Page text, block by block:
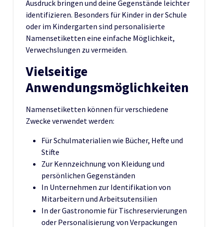
Ausdruck bringen und deine Gegenstände leichter
identifizieren. Besonders für Kinder in der Schule
oder im Kindergarten sind personalisierte
Namensetiketten eine einfache Möglichkeit,
Verwechslungen zu vermeiden.
Vielseitige
Anwendungsmöglichkeiten
Namensetiketten können für verschiedene
Zwecke verwendet werden:
Für Schulmaterialien wie Bücher, Hefte und
Stifte
Zur Kennzeichnung von Kleidung und
persönlichen Gegenständen
In Unternehmen zur Identifikation von
Mitarbeitern und Arbeitsutensilien
In der Gastronomie für Tischreservierungen
oder Personalisierung von Verpackungen